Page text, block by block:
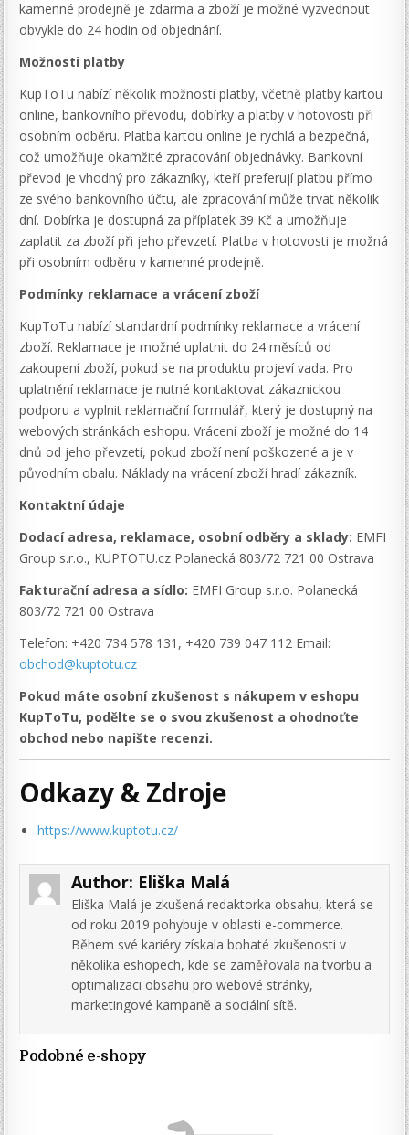
kamenné prodejně je zdarma a zboží je možné vyzvednout
obvykle do 24 hodin od objednání.
Možnosti platby
KupToTu nabízí několik možností platby, včetně platby kartou
online, bankovního převodu, dobírky a platby v hotovosti při
osobním odběru. Platba kartou online je rychlá a bezpečná,
což umožňuje okamžité zpracování objednávky. Bankovní
převod je vhodný pro zákazníky, kteří preferují platbu přímo
ze svého bankovního účtu, ale zpracování může trvat několik
dní. Dobírka je dostupná za příplatek 39 Kč a umožňuje
zaplatit za zboží při jeho převzetí. Platba v hotovosti je možná
při osobním odběru v kamenné prodejně.
Podmínky reklamace a vrácení zboží
KupToTu nabízí standardní podmínky reklamace a vrácení
zboží. Reklamace je možné uplatnit do 24 měsíců od
zakoupení zboží, pokud se na produktu projeví vada. Pro
uplatnění reklamace je nutné kontaktovat zákaznickou
podporu a vyplnit reklamační formulář, který je dostupný na
webových stránkách eshopu. Vrácení zboží je možné do 14
dnů od jeho převzetí, pokud zboží není poškozené a je v
původním obalu. Náklady na vrácení zboží hradí zákazník.
Kontaktní údaje
Dodací adresa, reklamace, osobní odběry a sklady: EMFI
Group s.r.o., KUPTOTU.cz Polanecká 803/72 721 00 Ostrava
Fakturační adresa a sídlo: EMFI Group s.r.o. Polanecká
803/72 721 00 Ostrava
Telefon: +420 734 578 131, +420 739 047 112 Email:
obchod@kuptotu.cz
Pokud máte osobní zkušenost s nákupem v eshopu
KupToTu, podělte se o svou zkušenost a ohodnoťte
obchod nebo napište recenzi.
Odkazy & Zdroje
https://www.kuptotu.cz/
Author: Eliška Malá
Eliška Malá je zkušená redaktorka obsahu, která se
od roku 2019 pohybuje v oblasti e-commerce.
Během své kariéry získala bohaté zkušenosti v
několika eshopech, kde se zaměřovala na tvorbu a
optimalizaci obsahu pro webové stránky,
marketingové kampaně a sociální sítě.
Podobné e-shopy